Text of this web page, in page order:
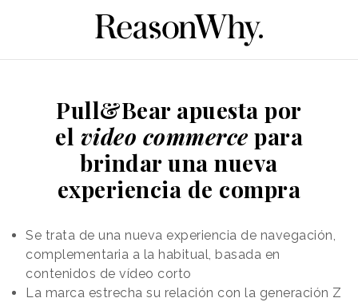
Pull&Bear apuesta por
el video commerce para
brindar una nueva
experiencia de compra
Se trata de una nueva experiencia de navegación,
complementaria a la habitual, basada en
contenidos de vídeo corto
La marca estrecha su relación con la generación Z